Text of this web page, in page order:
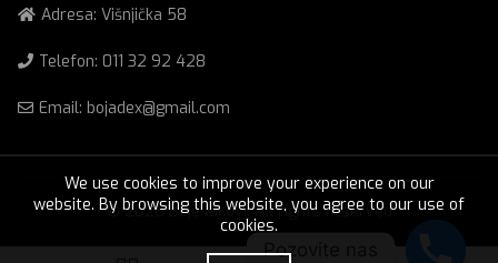
Adresa: Višnjička 58
Telefon: 011 32 92 428
Email: bojadex@gmail.com
© 2026Boje lakovi. All rights reserved
We use cookies to improve your experience on our
website. By browsing this website, you agree to our use of
cookies.
Pozovite nas